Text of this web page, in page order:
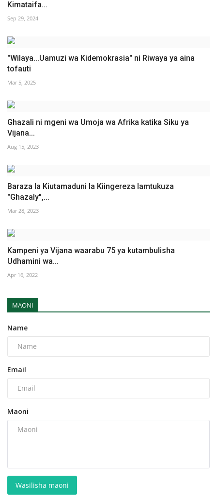
Kimataifa...
Sep 29, 2024
"Wilaya...Uamuzi wa Kidemokrasia" ni Riwaya ya aina
tofauti
Mar 5, 2025
Ghazali ni mgeni wa Umoja wa Afrika katika Siku ya
Vijana...
Aug 15, 2023
Baraza la Kiutamaduni la Kiingereza lamtukuza
"Ghazaly",...
Mar 28, 2023
Kampeni ya Vijana waarabu 75 ya kutambulisha
Udhamini wa...
Apr 16, 2022
MAONI
Name
Email
Maoni
Wasilisha maoni